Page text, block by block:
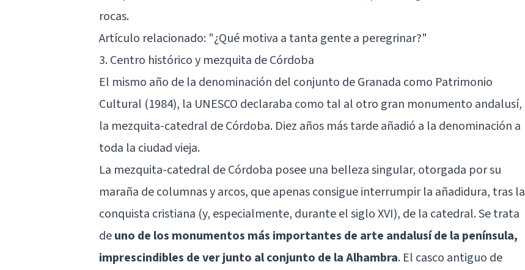
rocas.
Artículo relacionado: "¿Qué motiva a tanta gente a peregrinar?"
3. Centro histórico y mezquita de Córdoba
El mismo año de la denominación del conjunto de Granada como Patrimonio
Cultural (1984), la UNESCO declaraba como tal al otro gran monumento andalusí,
la mezquita-catedral de Córdoba. Diez años más tarde añadió a la denominación a
toda la ciudad vieja.
La mezquita-catedral de Córdoba posee una belleza singular, otorgada por su
maraña de columnas y arcos, que apenas consigue interrumpir la añadidura, tras la
conquista cristiana (y, especialmente, durante el siglo XVI), de la catedral. Se trata
deuno de los monumentos más importantes de arte andalusí de la península,
imprescindibles de ver junto al conjunto de la Alhambra. El casco antiguo de